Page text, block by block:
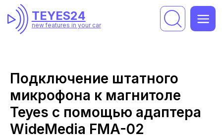
new features in your car
TEYES24
new features in your car
TEYES24
Подключение штатного
микрофона к магнитоле
Teyes с помощью адаптера
WideMedia FMA-02